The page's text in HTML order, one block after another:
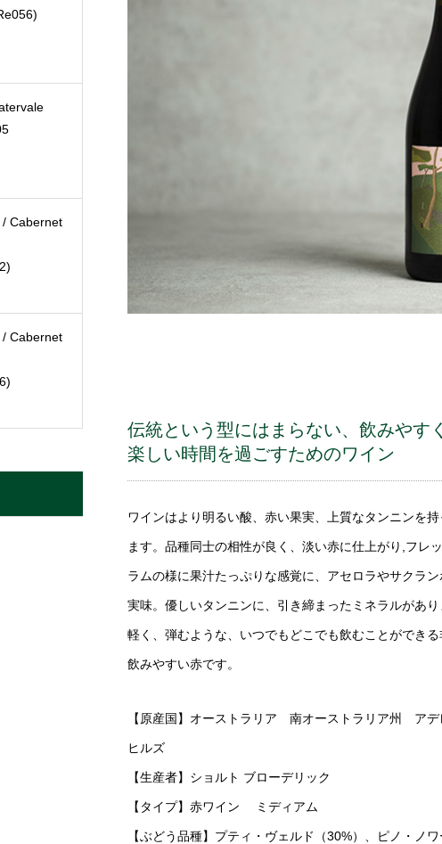
伝統という型にはまらない、飲みやす
楽しい時間を過ごすためのワイン
ワインはより明るい酸、赤い果実、上質なタンニンを
ます。品種同士の相性が良く、淡い赤に仕上がり,フレ
ラムの様に果汁たっぷりな感覚に、アセロラやサクラ
実味。優しいタンニンに、引き締まったミネラルがあり
軽く、弾むような、いつでもどこでも飲むことができる
飲みやすい赤です。
【原産国】オーストラリア 南オーストラリア州 アデ
ヒルズ
【生産者】ショルト ブローデリック
【タイプ】赤ワイン ミディアム
【ぶどう品種】プティ・ヴェルド（30%）、ピノ・ノ
Cabernet
Cabernet